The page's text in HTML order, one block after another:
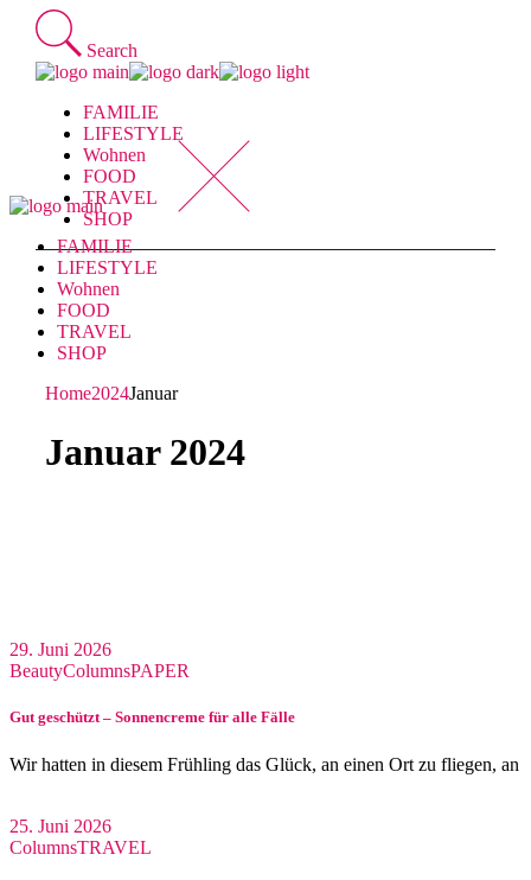
Skip
content
Search
FAMILIE
LIFESTYLE
Wohnen
FOOD
TRAVEL
SHOP
FAMILIE
LIFESTYLE
Wohnen
FOOD
TRAVEL
SHOP
Home2024Januar
Januar 2024
29. Juni 2026
BeautyColumnsPAPER
Gut geschützt – Sonnencreme für alle Fälle
Wir hatten in diesem Frühling das Glück, an einen Ort zu fliegen, an
25. Juni 2026
ColumnsTRAVEL